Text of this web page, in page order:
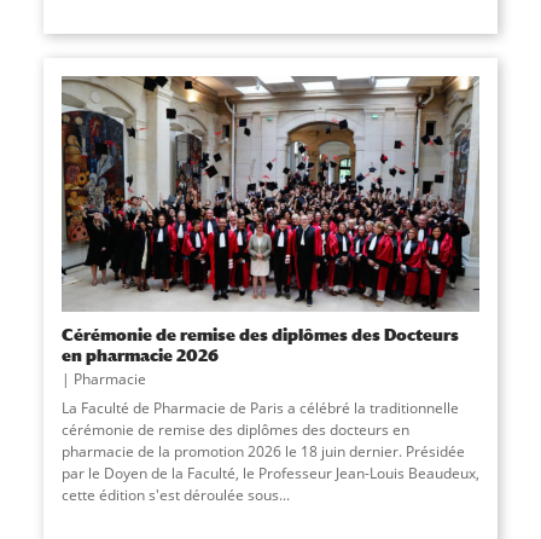
Cérémonie de remise des diplômes des Docteurs
en pharmacie 2026
Pharmacie
La Faculté de Pharmacie de Paris a célébré la traditionnelle
cérémonie de remise des diplômes des docteurs en
pharmacie de la promotion 2026 le 18 juin dernier. Présidée
par le Doyen de la Faculté, le Professeur Jean-Louis Beaudeux,
cette édition s'est déroulée sous...